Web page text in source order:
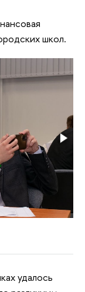
школ.
удалось